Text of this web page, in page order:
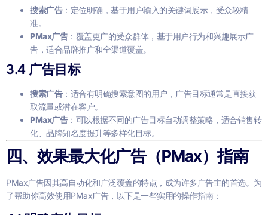
搜索广告：定位明确，基于用户输入的关键词展示，受众较精
准。
PMax广告：覆盖更广的受众群体，基于用户行为和兴趣展示广
告，适合品牌推广和全渠道覆盖。
3.4 广告目标
搜索广告：适合有明确搜索意图的用户，广告目标通常是直接获
取流量或潜在客户。
PMax广告：可以根据不同的广告目标自动调整策略，适合销售转
化、品牌知名度提升等多样化目标。
四、效果最大化广告（PMax）指南
PMax广告因其高自动化和广泛覆盖的特点，成为许多广告主的首选。为
了帮助你高效使用PMax广告，以下是一些实用的操作指南：